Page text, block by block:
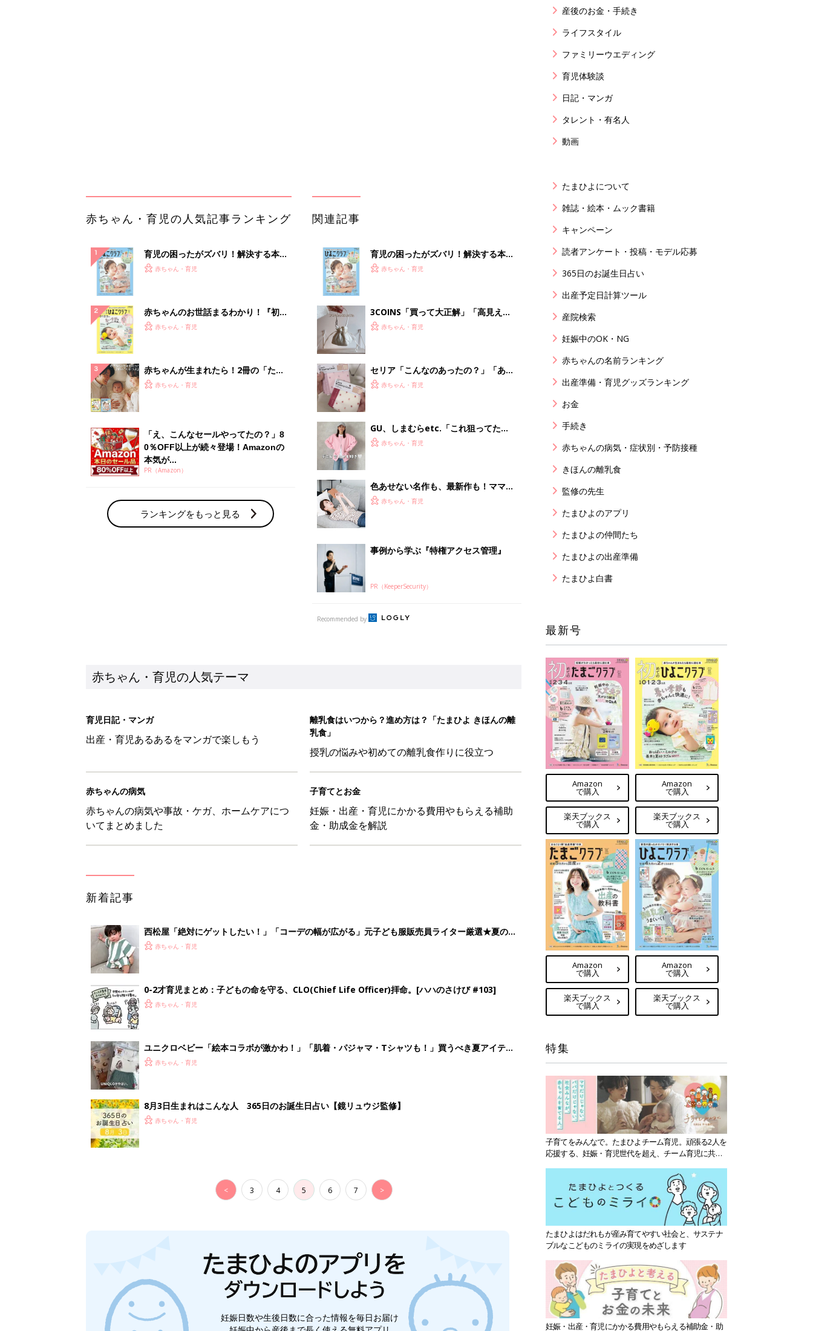
0％OFF以上が続々登場！Amazonの
本気が...
PR（Amazon）
ランキングをもっと見る
大人気！春カラーアイテム5選
PR（KeeperSecurity）
赤ちゃん・育児の人気テーマ
育児日記・マンガ
離乳食はいつから？進め方は？「たまひよ きほんの離
授乳の悩みや初めての離乳食作りに役立つ
子育てとお金
妊娠・出産・育児にかかる費用やもらえる補助
金・助成金を解説
西松屋「絶対にゲットしたい！」「コーデの幅が広がる」元子ども服販売員ライター厳選★夏のバ
ズりアイテム5選
赤ちゃん・育児
0-2才育児まとめ：子どもの命を守る、CLO(Chief Life Officer)拝命。[ハハのさけび #103]
赤ちゃん・育児
ユニクロベビー「絵本コラボが激かわ！」「肌着・パジャマ・Tシャツも！」買うべき夏アイテム
< 3 4 5 6 7 >
産後のお金・手続き
ライフスタイル
ファミリーウエディング
育児体験談
日記・マンガ
タレント・有名人
動画
たまひよについて
雑誌・絵本・ムック書籍
キャンペーン
読者アンケート・投稿・モデル応募
365日のお誕生日占い
出産予定日計算ツール
産院検索
妊娠中のOK・NG
赤ちゃんの名前ランキング
出産準備・育児グッズランキング
お金
手続き
赤ちゃんの病気・症状別・予防接種
きほんの離乳食
監修の先生
たまひよのアプリ
たまひよの仲間たち
たまひよの出産準備
たまひよ白書
最新号
Amazon
で購入
楽天ブックス
で購入
Amazon
で購入
楽天ブックス
で購入
Amazon
で購入
楽天ブックス
で購入
Amazon
で購入
楽天ブックス
で購入
特集
子育てをみんなで。たまひよチーム育児。頑張る2人を
応援する、妊娠・育児世代を超え、チーム育児に共感
たまひよはだれもが産み育てやすい社会と、サステナ
ブルなこどものミライの実現をめざします
妊娠・出産・育児にかかる費用やもらえる補助金・助